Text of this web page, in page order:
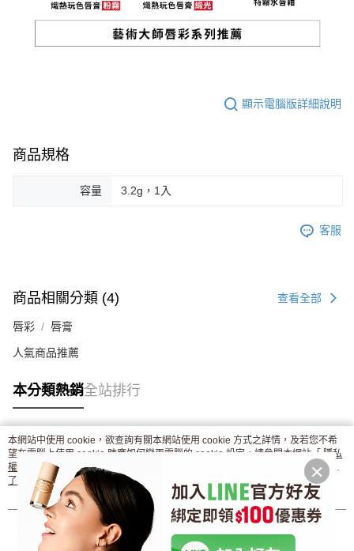
顯示電腦版詳細說明
商品規格
容量 3.2g，1入
客服
商品相關分類 (4) 查看全部
唇彩 唇膏
人氣商品推薦
本分類熱銷全站排行
熱門標籤
本網站中使用 cookie，欲查詢有關本網站使用 cookie 方式之詳情，及若您不希
望在電腦上使用 cookie 時應如何變更電腦的 cookie 設定，請參閱本網站「 隱私
權條款
」之 Cookie 聲明。您繼續使用本網站即表示您同意本公司得按本網站使
用條款之 Cookie 聲明使用 cookie。
了解更多 >
我知道了